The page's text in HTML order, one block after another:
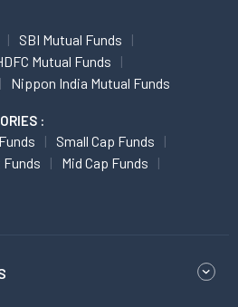
SBI Mutual Funds
Mutual Funds
Nippon India Mutual Funds
:
Small Cap Funds
Funds
Mid Cap Funds